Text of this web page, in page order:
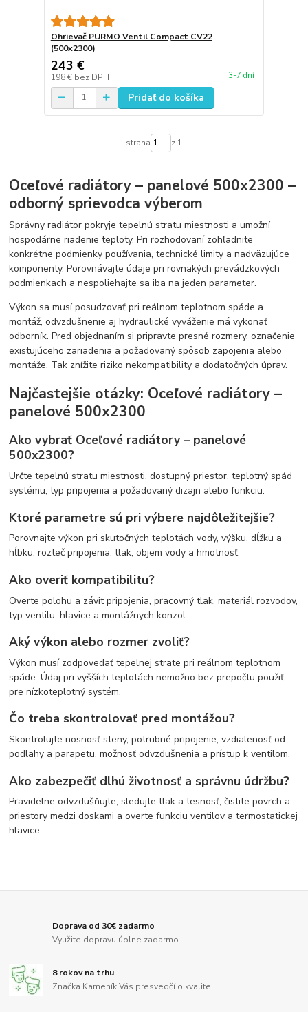
Ohrievač PURMO Ventil Compact CV22
(500x2300)
243 €
198 € bez DPH 3-7 dní
Pridať do košíka
strana z 1
Oceľové radiátory – panelové 500x2300 –
odborný sprievodca výberom
Správny radiátor pokryje tepelnú stratu miestnosti a umožní
hospodárne riadenie teploty. Pri rozhodovaní zohľadnite
konkrétne podmienky používania, technické limity a nadväzujúce
komponenty. Porovnávajte údaje pri rovnakých prevádzkových
podmienkach a nespoliehajte sa iba na jeden parameter.
Výkon sa musí posudzovať pri reálnom teplotnom spáde a
montáž, odvzdušnenie aj hydraulické vyváženie má vykonať
odborník. Pred objednaním si pripravte presné rozmery, označenie
existujúceho zariadenia a požadovaný spôsob zapojenia alebo
montáže. Tak znížite riziko nekompatibility a dodatočných úprav.
Najčastejšie otázky: Oceľové radiátory –
panelové 500x2300
Ako vybrať Oceľové radiátory – panelové
500x2300?
Určte tepelnú stratu miestnosti, dostupný priestor, teplotný spád
systému, typ pripojenia a požadovaný dizajn alebo funkciu.
Ktoré parametre sú pri výbere najdôležitejšie?
Porovnajte výkon pri skutočných teplotách vody, výšku, dĺžku a
hĺbku, rozteč pripojenia, tlak, objem vody a hmotnosť.
Ako overiť kompatibilitu?
Overte polohu a závit pripojenia, pracovný tlak, materiál rozvodov,
typ ventilu, hlavice a montážnych konzol.
Aký výkon alebo rozmer zvoliť?
Výkon musí zodpovedať tepelnej strate pri reálnom teplotnom
spáde. Údaj pri vyšších teplotách nemožno bez prepočtu použiť
pre nízkoteplotný systém.
Čo treba skontrolovať pred montážou?
Skontrolujte nosnosť steny, potrubné pripojenie, vzdialenosť od
podlahy a parapetu, možnosť odvzdušnenia a prístup k ventilom.
Ako zabezpečiť dlhú životnosť a správnu údržbu?
Pravidelne odvzdušňujte, sledujte tlak a tesnosť, čistite povrch a
priestory medzi doskami a overte funkciu ventilov a termostatickej
hlavice.
Doprava od 30€ zadarmo
Využite dopravu úplne zadarmo
8 rokov na trhu
Značka Kameník Vás presvedčí o kvalite